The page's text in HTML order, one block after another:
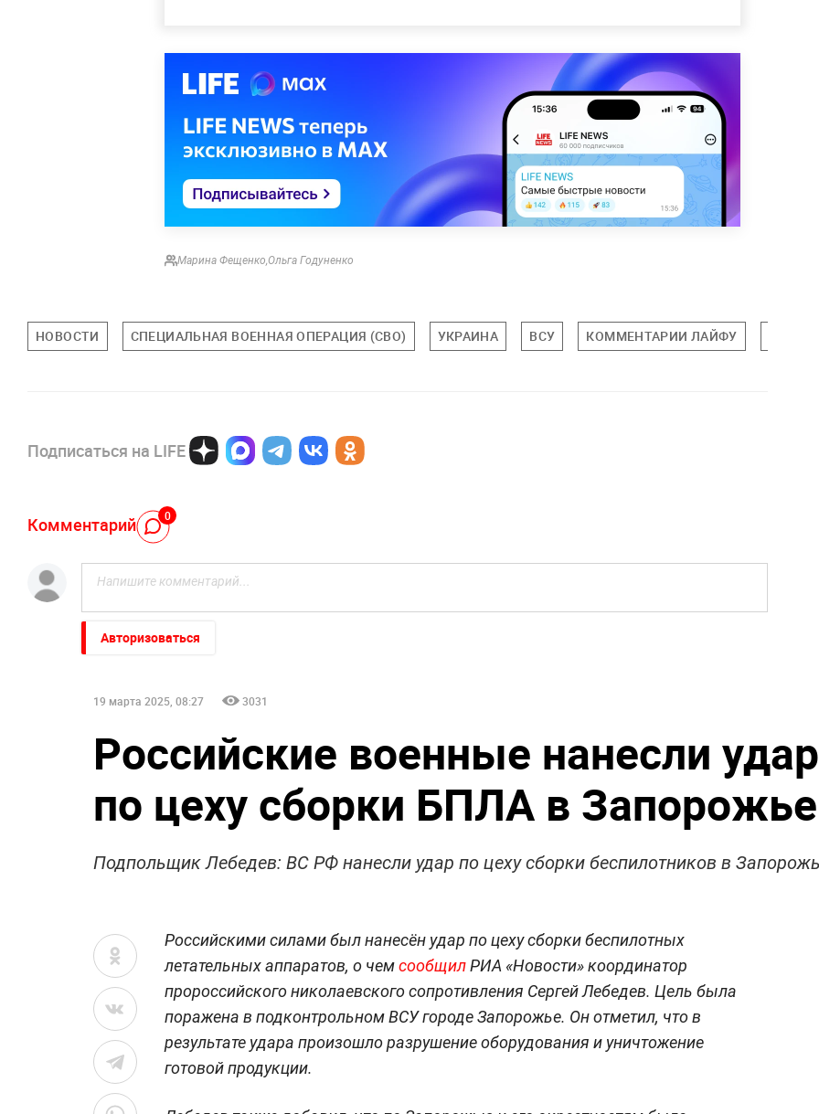
Марина Фещенко Ольга Годуненко
НОВОСТИ СПЕЦИАЛЬНАЯ ВОЕННАЯ ОПЕРАЦИЯ (СВО) УКРАИНА ВСУ КОММЕНТАРИИ ЛАЙФУ
Подписаться на LIFE
Комментарий 0
Авторизоваться
19 марта 2025, 08:27 3031
Российские военные нанесли удар
по цеху сборки БПЛА в Запорожье
Подпольщик Лебедев: ВС РФ нанесли удар по цеху сборки беспилотников в
Российскими силами был нанесён удар по цеху сборки беспилотных
летательных аппаратов, о чемсообщилРИА «Новости» координатор
пророссийского николаевского сопротивления Сергей Лебедев. Цель была
поражена в подконтрольном ВСУ городе Запорожье. Он отметил, что в
результате удара произошло разрушение оборудования и уничтожение
готовой продукции.